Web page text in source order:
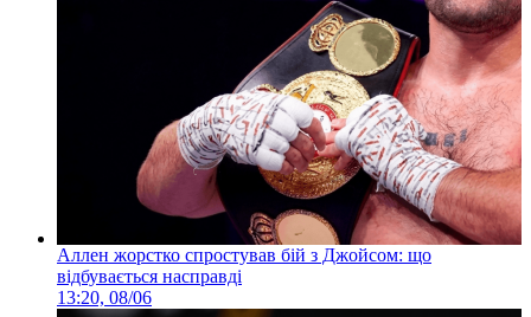
Аллен жорстко спростував бій з Джойсом: що
відбувається насправді
13:20, 08/06